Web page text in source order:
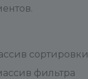
сортировки
фильтра